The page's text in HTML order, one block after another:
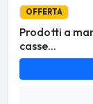
OFFERTA
Prodotti a
casse...